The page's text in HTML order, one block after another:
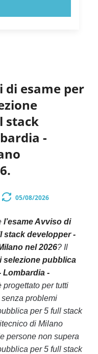
esame per
stack
-
05/08/2026
l’esame Avviso di
stack developper -
nel 2026? Il
selezione pubblica
Lombardia -
progettato per tutti
problemi
per 5 full stack
di Milano
persone non supera
per 5 full stack